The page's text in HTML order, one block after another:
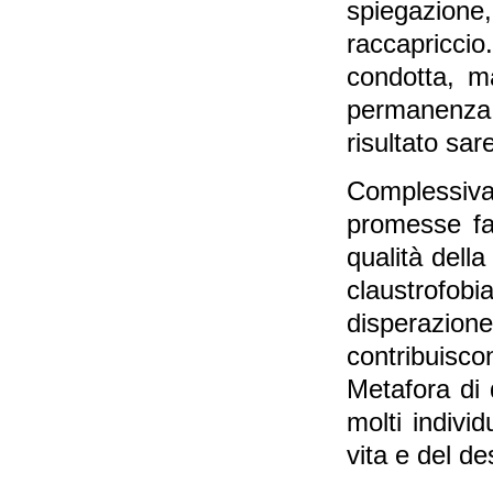
condotta,
risultato
promesse
qualità
Metafora di
molti
vita e del